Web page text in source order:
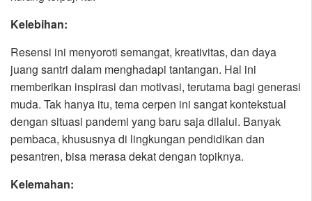
Kelebihan:
Resensi ini menyoroti semangat, kreativitas, dan daya
juang santri dalam menghadapi tantangan. Hal ini
memberikan inspirasi dan motivasi, terutama bagi generasi
muda. Tak hanya itu, tema cerpen ini sangat kontekstual
dengan situasi pandemi yang baru saja dilalui. Banyak
pembaca, khususnya di lingkungan pendidikan dan
pesantren, bisa merasa dekat dengan topiknya.
Kelemahan: